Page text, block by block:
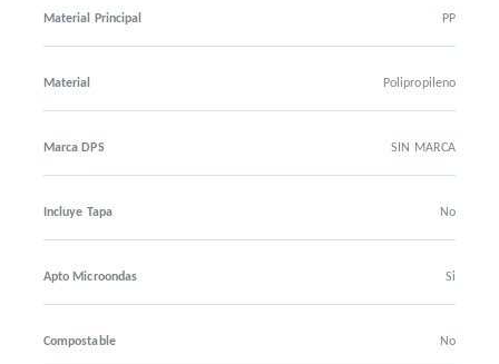
Material Principal PP
Material Polipropileno
Marca DPS SIN MARCA
Incluye Tapa No
Apto Microondas Si
Compostable No